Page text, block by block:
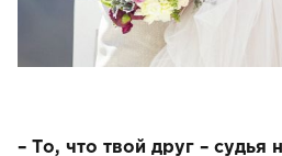
– То, что твой друг – судья